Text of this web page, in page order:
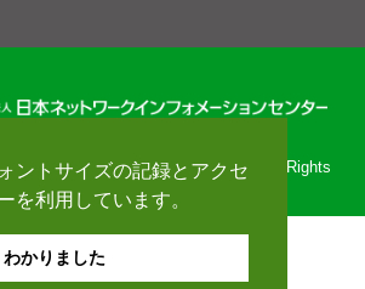
ントサイズの記録とアクセ
を利用しています。
わかりました
Japan Network Information Center. All Rights
Reserved.